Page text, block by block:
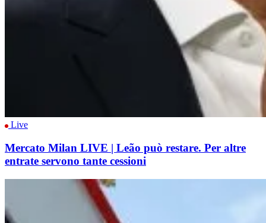
Live
Mercato Milan LIVE | Leão può restare. Per altre
entrate servono tante cessioni